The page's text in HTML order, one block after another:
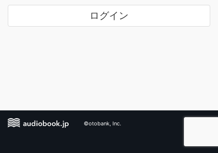
ログイン
©otobank, Inc.